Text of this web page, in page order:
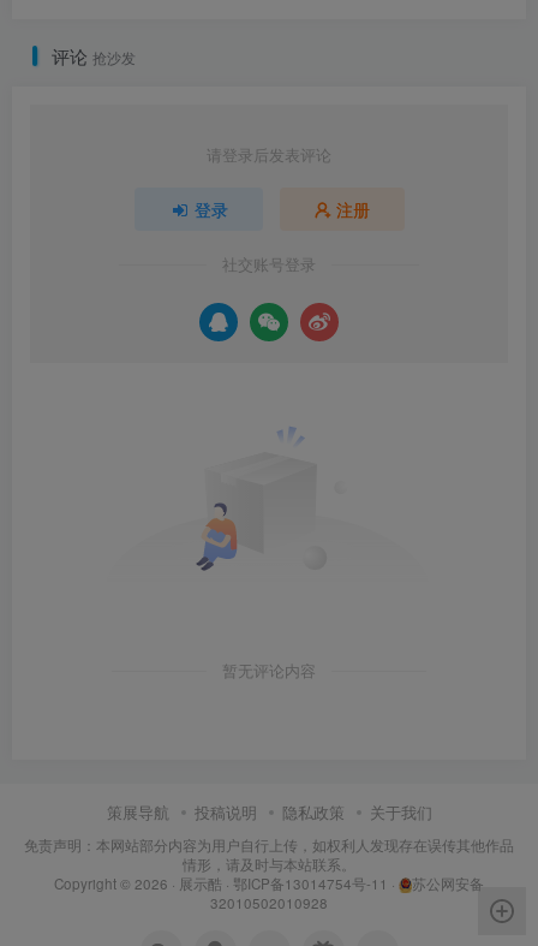
评论 抢沙发
请登录后发表评论
登录 注册
社交账号登录
暂无评论内容
策展导航 投稿说明 隐私政策 关于我们
免责声明：本网站部分内容为用户自行上传，如权利人发现存在误传其他作品
情形，请及时与本站联系。
Copyright © 2026 · 展示酷 · 鄂ICP备13014754号-11 ·
苏公网安备
32010502010928